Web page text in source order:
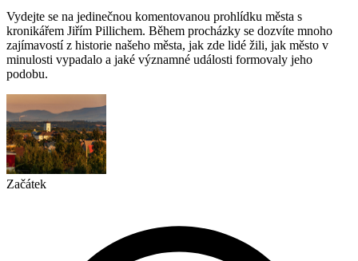
Vydejte se na jedinečnou komentovanou prohlídku města s
kronikářem Jiřím Pillichem. Během procházky se dozvíte mnoho
zajímavostí z historie našeho města, jak zde lidé žili, jak město v
minulosti vypadalo a jaké významné události formovaly jeho
podobu.
Začátek